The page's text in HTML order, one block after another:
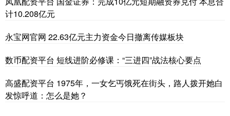
计10.208亿元
永宝网官网 22.63亿元主力资金今日撤离传媒板块
数币配资平台 短线进阶必修课：“三进四”战法​​​核心要点
高盛配资平台 1975年，一女乞丐饿死在街头，路人拨开她白
发惊呼道：怎么是她？